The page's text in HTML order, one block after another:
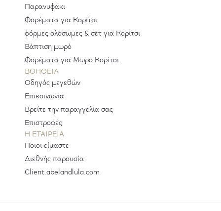
Παρανυφάκι
Φορέματα για Κορίτσι
φόρμες ολόσωμες & σετ για Κορίτσι
Βάπτιση μωρό
Φορέματα για Μωρό Κορίτσι
ΒΟΗΘΕΙΑ
Οδηγός μεγεθών
Επικοινωνία
Βρείτε την παραγγελία σας
Επιστροφές
H ΕΤΑΙΡΕΊΑ
Ποιοι είμαστε
Διεθνής παρουσία
Client.abelandlula.com